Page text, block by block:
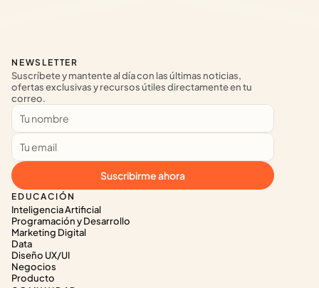
EDUCACIÓN
Inteligencia Artificial
Programación y Desarrollo
Marketing Digital
Data
Diseño UX/UI
Negocios
Producto
NEWSLETTER
Suscríbete y mantente al día con las últimas noticias,
ofertas exclusivas y recursos útiles directamente en tu
correo.
Suscribirme ahora